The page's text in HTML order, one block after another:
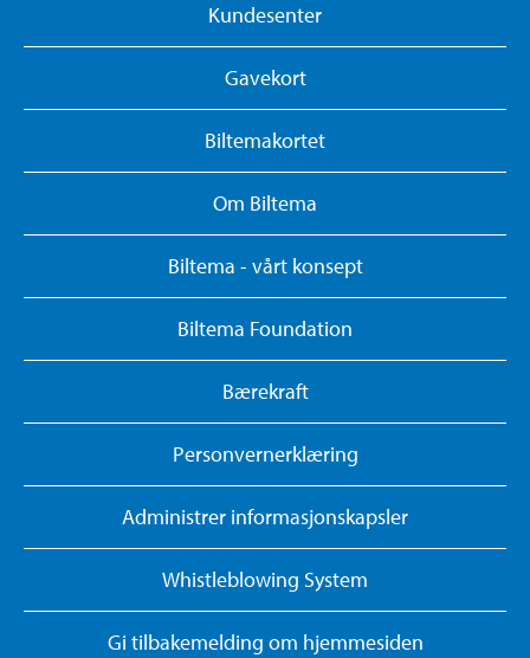
Kundesenter
Gavekort
Biltemakortet
Om Biltema
Biltema - vårt konsept
Biltema Foundation
Bærekraft
Personvernerklæring
Administrer informasjonskapsler
Whistleblowing System
Gi tilbakemelding om hjemmesiden